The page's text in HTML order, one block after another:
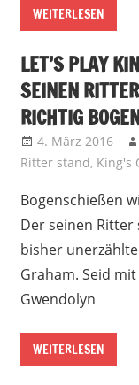
WEITERLESEN
LET’S PLAY
SEINEN
RICHTIG
4. März 2016
Ritter stand, King's
Bogenschießen
Der seinen
bisher
Graham. Seid
Gwendolyn
WEITERLESEN